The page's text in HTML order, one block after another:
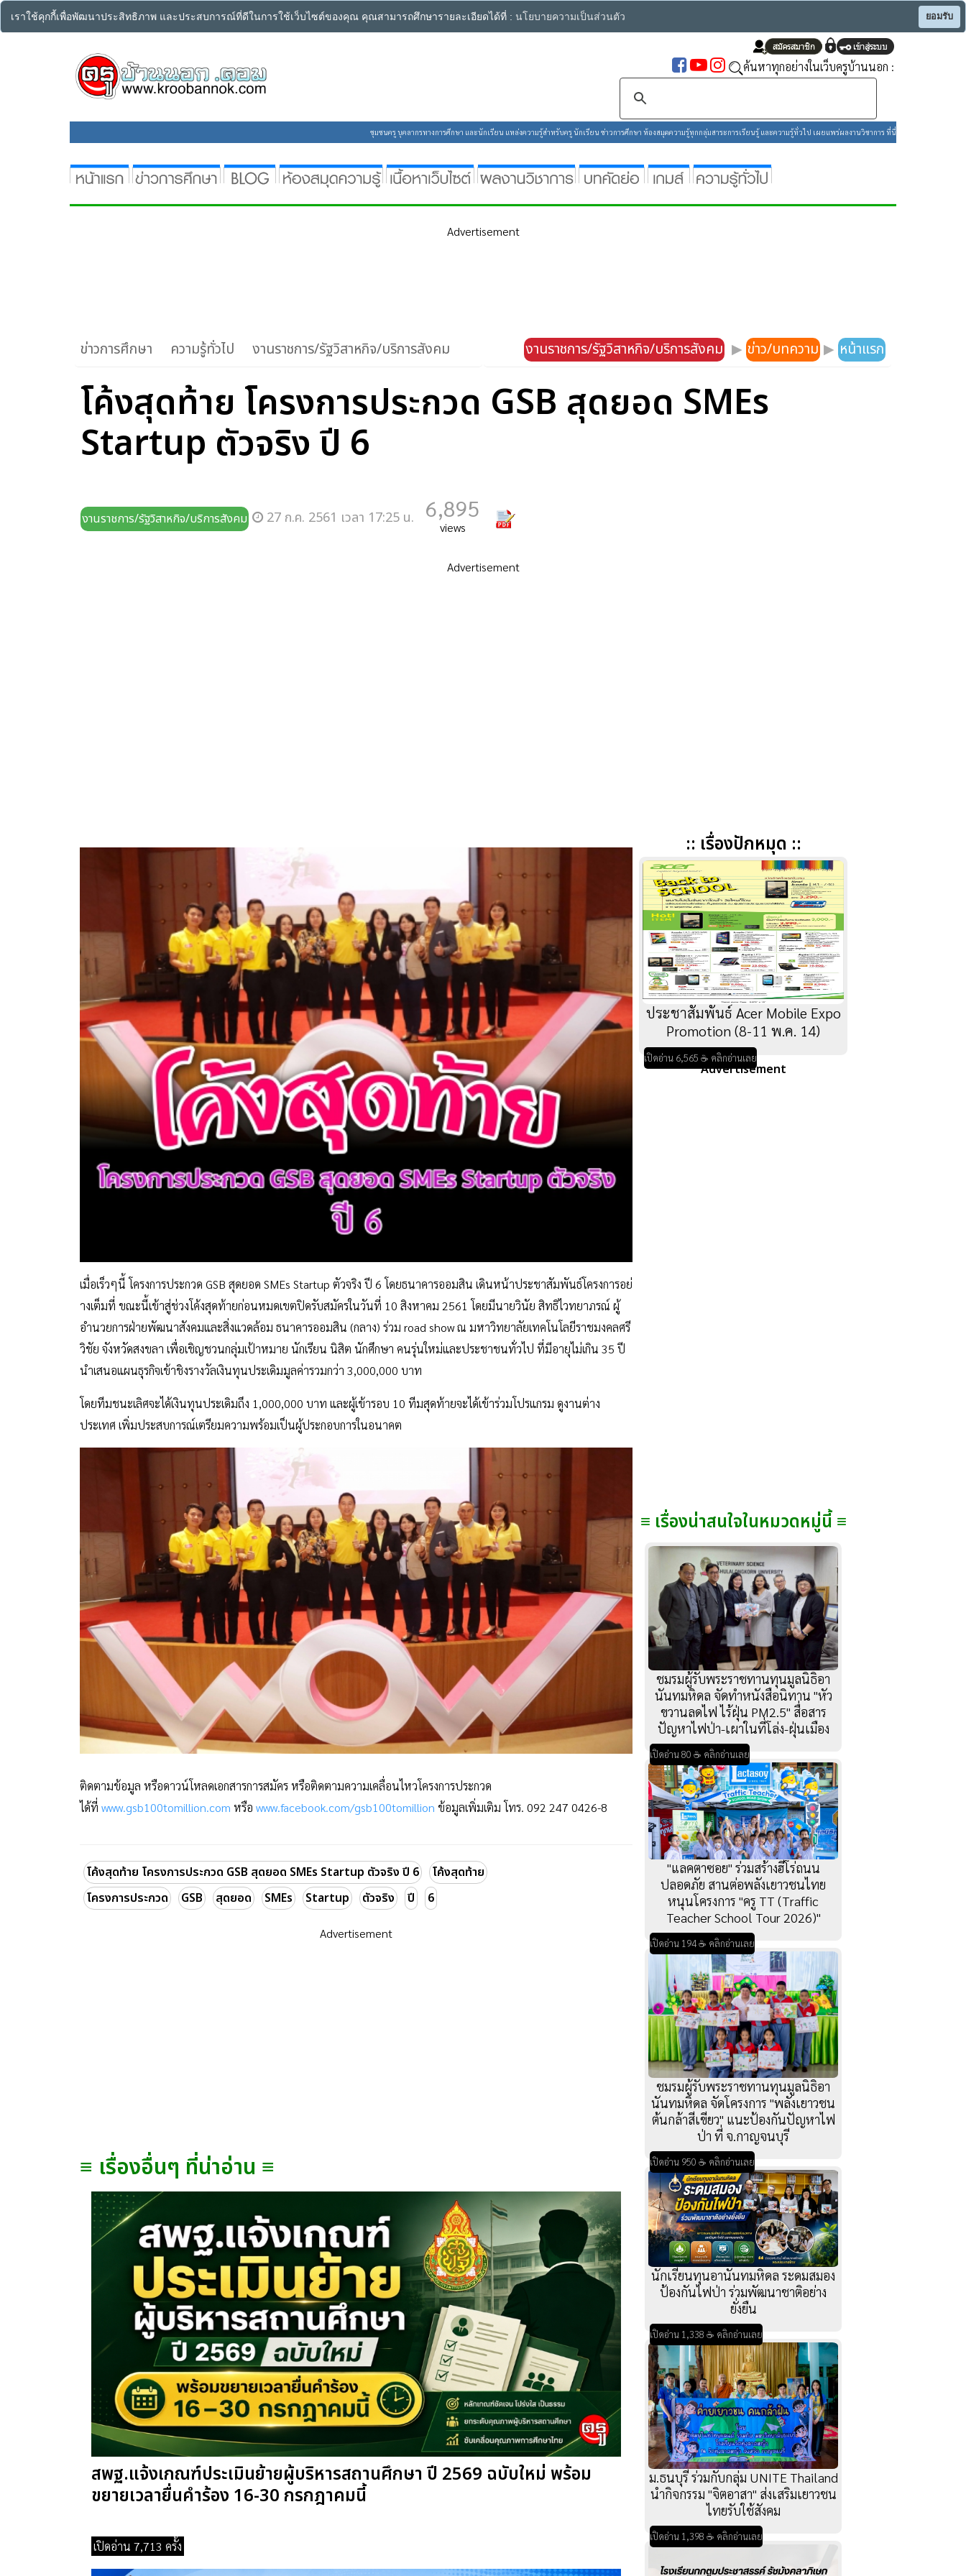
เราใช้คุกกี้เพื่อพัฒนาประสิทธิภาพ และประสบการณ์ที่ดีในการใช้เว็บไซต์ของคุณ คุณสามารถศึกษารายละเอียดได้ที่ : นโยบายความเป็นส่วนตัว ยอมรับ
ค้นหาทุกอย่างในเว็บครูบ้านนอก :
ชุมชนครู บุคลากรทางการศึกษา และนักเรียน แหล่งความรู้สำหรับครู นักเรียน ข่าวการศึกษา ห้องสมุดความรู้ทุกกลุ่มสาระการเรียนรู้ และความรู้ทั่วไป เผยแพร่ผลงานวิชาการ ที่นี่
Advertisement
ข่าวการศึกษา ความรู้ทั่วไป งานราชการ/รัฐวิสาหกิจ/บริการสังคม งานราชการ/รัฐวิสาหกิจ/บริการสังคม ▶ ข่าว/บทความ ▶ หน้าแรก
โค้งสุดท้าย โครงการประกวด GSB สุดยอด SMEs
Startup ตัวจริง ปี 6
งานราชการ/รัฐวิสาหกิจ/บริการสังคม 27 ก.ค. 2561 เวลา 17:25 น. 6,895
views
Advertisement
เมื่อเร็วๆนี้ โครงการประกวด GSB สุดยอด SMEs Startup ตัวจริง ปี 6 โดยธนาคารออมสิน เดินหน้าประชาสัมพันธ์โครงการอย่
างเต็มที่ ขณะนี้เข้าสู่ช่วงโค้งสุดท้ายก่อนหมดเขตปิดรับสมัครในวันที่ 10 สิงหาคม 2561 โดยมีนายวินัย สิทธิไวทยาภรณ์ ผู้
อำนวยการฝ่ายพัฒนาสังคมและสิ่งแวดล้อม ธนาคารออมสิน (กลาง) ร่วม road show ณ มหาวิทยาลัยเทคโนโลยีราชมงคลศรี
วิชัย จังหวัดสงขลา เพื่อเชิญชวนกลุ่มเป้าหมาย นักเรียน นิสิต นักศึกษา คนรุ่นใหม่และประชาชนทั่วไป ที่มีอายุไม่เกิน 35 ปี
นำเสนอแผนธุรกิจเข้าชิงรางวัลเงินทุนประเดิมมูลค่ารวมกว่า 3,000,000 บาท
โดยทีมชนะเลิศจะได้เงินทุนประเดิมถึง 1,000,000 บาท และผู้เข้ารอบ 10 ทีมสุดท้ายจะได้เข้าร่วมโปรแกรม ดูงานต่าง
ประเทศ เพิ่มประสบการณ์เตรียมความพร้อมเป็นผู้ประกอบการในอนาคต
ติดตามข้อมูล หรือดาวน์โหลดเอกสารการสมัคร หรือติดตามความเคลื่อนไหวโครงการประกวด
ได้ที่ www.gsb100tomillion.com หรือ www.facebook.com/gsb100tomillion ข้อมูลเพิ่มเติม โทร. 092 247 0426-8
โค้งสุดท้าย โครงการประกวด GSB สุดยอด SMEs Startup ตัวจริง ปี 6
โค้งสุดท้าย
โครงการประกวด
GSB สุดยอด SMEs Startup ตัวจริง ปี 6
Advertisement
≡ เรื่องอื่นๆ ที่น่าอ่าน ≡
สพฐ.แจ้งเกณฑ์ประเมินย้ายผู้บริหารสถานศึกษา ปี 2569 ฉบับใหม่ พร้อม
ขยายเวลายื่นคำร้อง 16-30 กรกฎาคมนี้
เปิดอ่าน 7,713 ครั้ง
:: เรื่องปักหมุด ::
ประชาสัมพันธ์ Acer Mobile Expo
Promotion (8-11 พ.ค. 14)
เปิดอ่าน 6,565 ☕ คลิกอ่านเลย
Advertisement
≡ เรื่องน่าสนใจในหมวดหมู่นี้ ≡
ชมรมผู้รับพระราชทานทุนมูลนิธิอา
นันทมหิดล จัดทำหนังสือนิทาน "หัว
ขวานลดไฟ ไร้ฝุ่น PM2.5" สื่อสาร
ปัญหาไฟป่า-เผาในที่โล่ง-ฝุ่นเมือง
เปิดอ่าน 80 ☕ คลิกอ่านเลย
"แลคตาซอย" ร่วมสร้างฮีโร่ถนน
ปลอดภัย สานต่อพลังเยาวชนไทย
หนุนโครงการ "ครู TT (Traffic
Teacher School Tour 2026)"
เปิดอ่าน 194 ☕ คลิกอ่านเลย
ชมรมผู้รับพระราชทานทุนมูลนิธิอา
นันทมหิดล จัดโครงการ "พลังเยาวชน
ต้นกล้าสีเขียว" แนะป้องกันปัญหาไฟ
ป่า ที่ จ.กาญจนบุรี
เปิดอ่าน 950 ☕ คลิกอ่านเลย
นักเรียนทุนอานันทมหิดล ระดมสมอง
ป้องกันไฟป่า ร่วมพัฒนาชาติอย่าง
ยั่งยืน
เปิดอ่าน 1,338 ☕ คลิกอ่านเลย
ม.ธนบุรี ร่วมกับกลุ่ม UNITE Thailand
นำกิจกรรม "จิตอาสา" ส่งเสริมเยาวชน
ไทยรับใช้สังคม
เปิดอ่าน 1,398 ☕ คลิกอ่านเลย